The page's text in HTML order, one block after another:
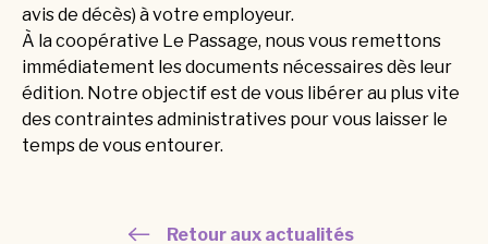
avis de décès) à votre employeur.
À la coopérative Le Passage, nous vous remettons
immédiatement les documents nécessaires dès leur
édition. Notre objectif est de vous libérer au plus vite
des contraintes administratives pour vous laisser le
temps de vous entourer.
Retour aux actualités